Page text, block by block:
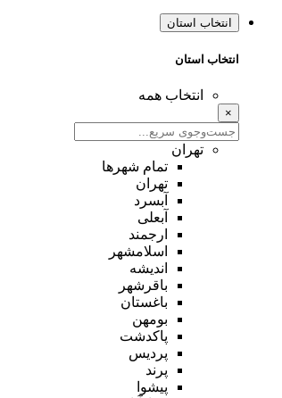
انتخاب استان
انتخاب استان
انتخاب همه
×
تهران
تمام شهر‌ها
تهران
آبسرد
آبعلی
ارجمند
اسلامشهر
اندیشه
باقرشهر
باغستان
بومهن
پاکدشت
پردیس
پرند
پیشوا